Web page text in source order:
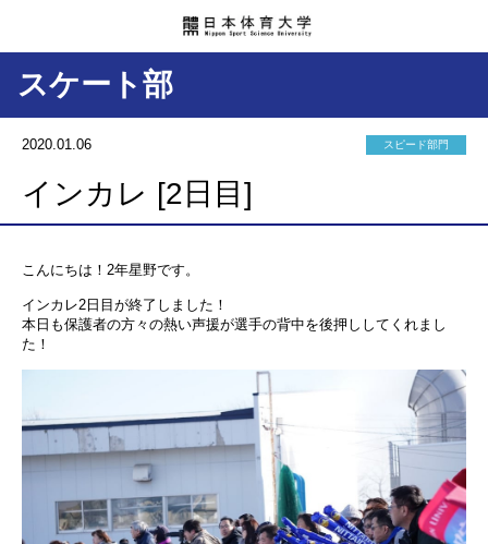
スケート部
2020.01.06 スピード部門
インカレ [2日目]
こんにちは！2年星野です。
インカレ2日目が終了しました！
本日も保護者の方々の熱い声援が選手の背中を後押ししてくれまし
た！